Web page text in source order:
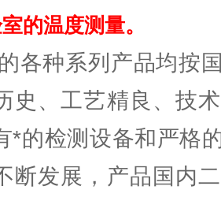
的温度测量。
各种系列产品均按
史、工艺精良、技
*的检测设备和严格
断发展，产品国内